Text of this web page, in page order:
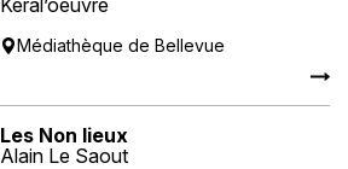
Médiathèque de Bellevue
Les Non lieux
Alain Le Saout